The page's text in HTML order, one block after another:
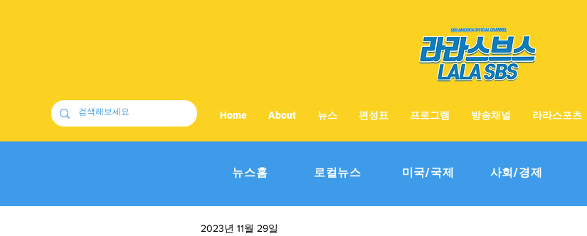
Home About 뉴스 편성표 프로그램 방송채널 라라스포츠
뉴스홈 로컬뉴스 미국/국제 사회/경제
2023년 11월 29일